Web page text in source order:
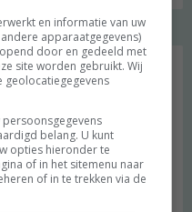
en informatie van uw
apparaatgegevens)
door en gedeeld met
site worden gebruikt. Wij
geolocatiegegevens
belang. U kunt
opties hieronder te
of in het sitemenu naar
of in te trekken via de